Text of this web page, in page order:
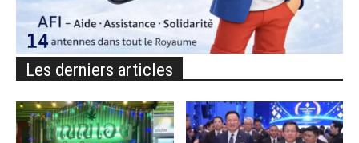
Les derniers articles